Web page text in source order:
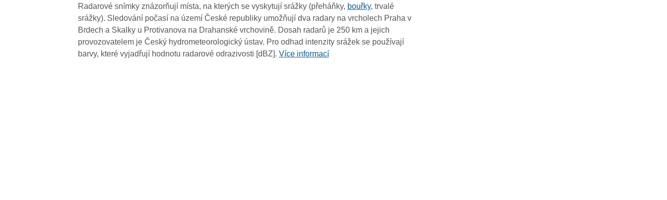
09:45
09:35
09:25
09:15
Radarové snímky znázorňují místa, na kterých se vyskytují srážky (přeháňky, bouřky, trvalé
srážky). Sledování počasí na území České republiky umožňují dva radary na vrcholech Praha v
Brdech a Skalky u Protivanova na Drahanské vrchovině. Dosah radarů je 250 km a jejich
provozovatelem je Český hydrometeorologický ústav. Pro odhad intenzity srážek se používají
barvy, které vyjadřují hodnotu radarové odrazivosti [dBZ].Více informací